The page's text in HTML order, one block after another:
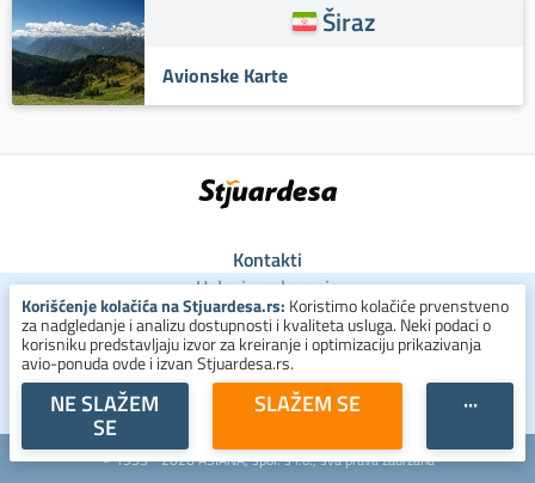
Širaz
Avionske Karte
Kontakti
Uslovi poslovanja
Uslovi za kolačiće
Zaštita ličnih podataka
+381 800 300 137
© 1993 - 2026 ASIANA, spol. s r.o., sva prava zadržana
Korišćenje kolačića na Stjuardesa.rs: Koristimo kolačiće prvenstveno
za nadgledanje i analizu dostupnosti i kvaliteta usluga. Neki podaci o
korisniku predstavljaju izvor za kreiranje i optimizaciju prikazivanja
avio-ponuda ovde i izvan Stjuardesa.rs.
NE SLAŽEM
SE
SLAŽEM SE ···